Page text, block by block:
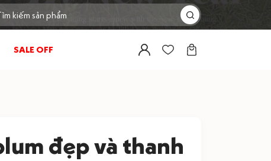
SALE OFF
đẹp và thanh